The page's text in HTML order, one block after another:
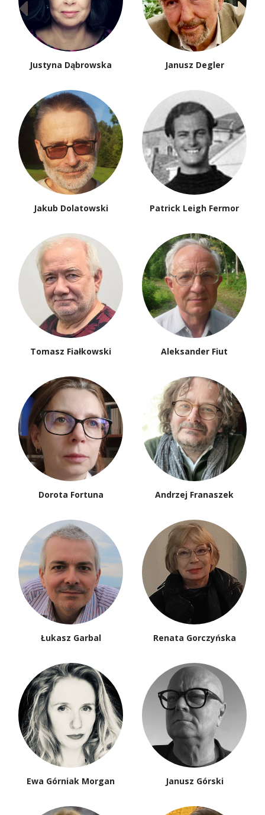
Justyna Dąbrowska Janusz Degler
Jakub Dolatowski Patrick Leigh Fermor
Tomasz Fiałkowski Aleksander Fiut
Dorota Fortuna Andrzej Franaszek
Łukasz Garbal Renata Gorczyńska
Ewa Górniak Morgan Janusz Górski